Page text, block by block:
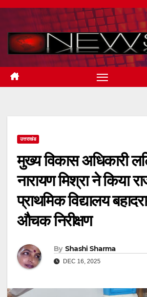
Skip
content
उत्तराखंड
मुख्य विकास अधिकारी
नारायण मिश्रा ने किया
प्राथमिक विद्यालय
औचक निरीक्षण
By Shashi Sharma
DEC 16, 2025